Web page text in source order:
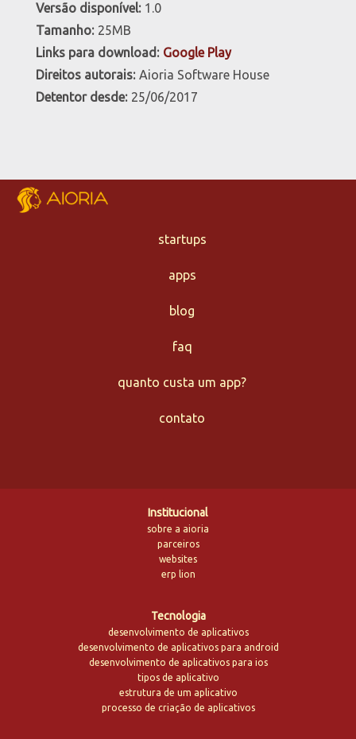
Versão disponível: 1.0
Tamanho: 25MB
Links para download: Google Play
Direitos autorais: Aioria Software House
Detentor desde: 25/06/2017
startups
apps
blog
faq
quanto custa um app?
contato
Institucional
sobre a aioria
parceiros
websites
erp lion
Tecnologia
desenvolvimento de aplicativos
desenvolvimento de aplicativos para android
desenvolvimento de aplicativos para ios
tipos de aplicativo
estrutura de um aplicativo
processo de criação de aplicativos